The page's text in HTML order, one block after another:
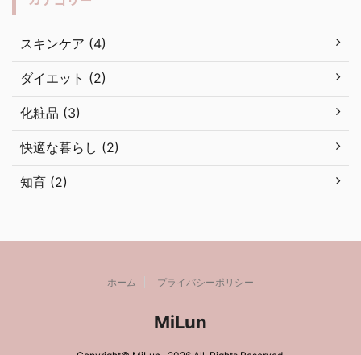
スキンケア (4)
ダイエット (2)
化粧品 (3)
快適な暮らし (2)
知育 (2)
ホーム プライバシーポリシー
MiLun